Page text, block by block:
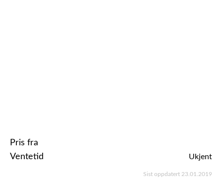
Pris fra
Ventetid
Ukjent
Sist oppdatert 23.01.2019